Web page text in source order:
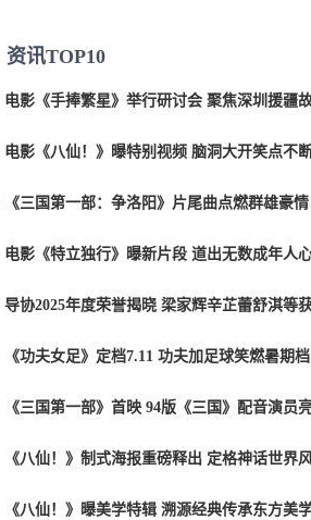
资讯TOP10
电影《手捧繁星》举行研讨会 聚焦深圳援疆
电影《八仙！》曝特别视频 脑洞大开笑点不
《三国第一部：争洛阳》片尾曲点燃群雄豪情
电影《特立独行》曝新片段 道出无数成年人
导协2025年度荣誉揭晓 梁家辉辛芷蕾舒淇等
《功夫女足》定档7.11 功夫加足球笑燃暑期档
《三国第一部》首映 94版《三国》配音演员
《八仙！》制式海报重磅释出 定格神话世界
《八仙！》曝美学特辑 溯源经典传承东方美